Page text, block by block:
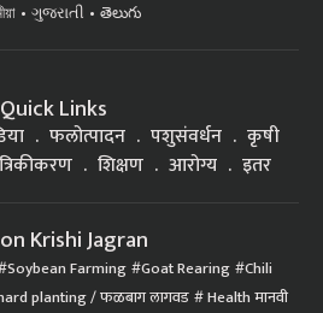
ગુજરાતી తెలుగు
Quick Links
फलोत्पादन पशुसंवर्धन
कृषी
शिक्षण आरोग्य इतर
Krishi Jagran
Soybean Farming Goat Rearing Chili
planting / फळबाग लागवड Health मानवी